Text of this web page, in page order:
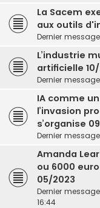
La Sacem
aux outils
Dernier
L’industrie
artificielle
Dernier
IA comme
l’invasion
s’organise
Dernier
Amanda
ou 6000
05/2023
Dernier
16:44